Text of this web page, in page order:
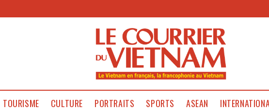
TOURISME CULTURE PORTRAITS SPORTS ASEAN